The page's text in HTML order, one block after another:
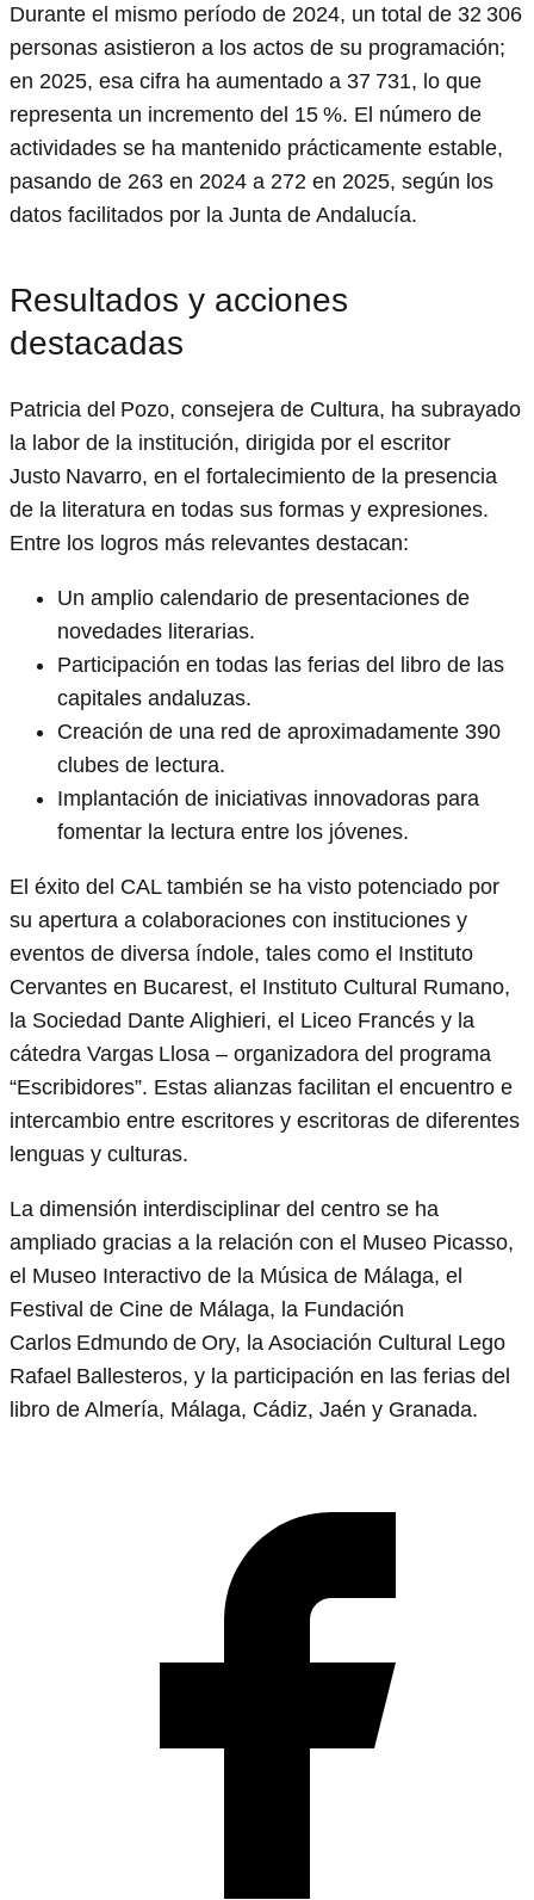
Durante el mismo período de 2024, un total de 32 306
personas asistieron a los actos de su programación;
en 2025, esa cifra ha aumentado a 37 731, lo que
representa un incremento del 15 %. El número de
actividades se ha mantenido prácticamente estable,
pasando de 263 en 2024 a 272 en 2025, según los
datos facilitados por la Junta de Andalucía.
Resultados y acciones
destacadas
Patricia del Pozo, consejera de Cultura, ha subrayado
la labor de la institución, dirigida por el escritor
Justo Navarro, en el fortalecimiento de la presencia
de la literatura en todas sus formas y expresiones.
Entre los logros más relevantes destacan:
Un amplio calendario de presentaciones de
novedades literarias.
Participación en todas las ferias del libro de las
capitales andaluzas.
Creación de una red de aproximadamente 390
clubes de lectura.
Implantación de iniciativas innovadoras para
fomentar la lectura entre los jóvenes.
El éxito del CAL también se ha visto potenciado por
su apertura a colaboraciones con instituciones y
eventos de diversa índole, tales como el Instituto
Cervantes en Bucarest, el Instituto Cultural Rumano,
la Sociedad Dante Alighieri, el Liceo Francés y la
cátedra Vargas Llosa – organizadora del programa
“Escribidores”. Estas alianzas facilitan el encuentro e
intercambio entre escritores y escritoras de diferentes
lenguas y culturas.
La dimensión interdisciplinar del centro se ha
ampliado gracias a la relación con el Museo Picasso,
el Museo Interactivo de la Música de Málaga, el
Festival de Cine de Málaga, la Fundación
Carlos Edmundo de Ory, la Asociación Cultural Lego
Rafael Ballesteros, y la participación en las ferias del
libro de Almería, Málaga, Cádiz, Jaén y Granada.